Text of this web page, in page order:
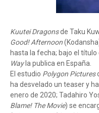
Kuutei Dragonsde Taku
Good! Afternoon
hasta la fecha; bajo el título
Wayla publica en España.
El estudio Polygon Pictures
ha desvelado un teaser y
enero de 2020; Tadahiro
Blame! The Movie) se